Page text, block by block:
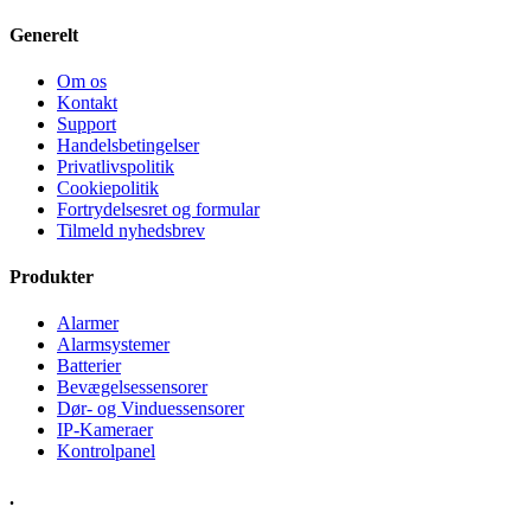
Generelt
Om os
Kontakt
Support
Handelsbetingelser
Privatlivspolitik
Cookiepolitik
Fortrydelsesret og formular
Tilmeld nyhedsbrev
Produkter
Alarmer
Alarmsystemer
Batterier
Bevægelsessensorer
Dør- og Vinduessensorer
IP-Kameraer
Kontrolpanel
.